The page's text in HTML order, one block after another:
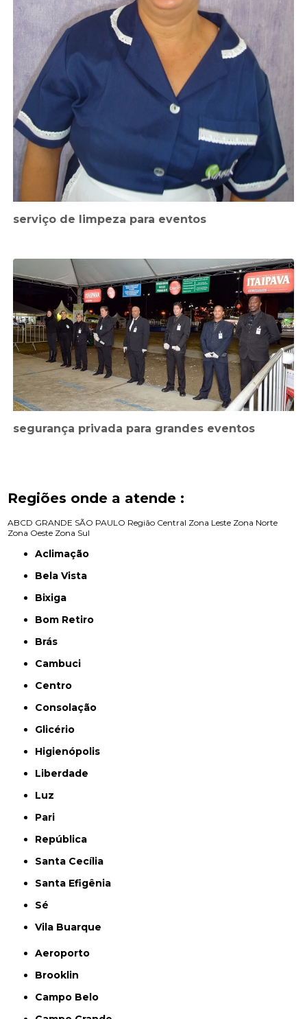
serviço de limpeza para eventos
segurança privada para grandes eventos
Regiões onde a atende :
ABCD GRANDE SÃO PAULO Região Central Zona Leste Zona Norte
Zona Oeste Zona Sul
Aclimação
Bela Vista
Bixiga
Bom Retiro
Brás
Cambuci
Centro
Consolação
Glicério
Higienópolis
Liberdade
Luz
Pari
República
Santa Cecília
Santa Efigênia
Sé
Vila Buarque
Aeroporto
Brooklin
Campo Belo